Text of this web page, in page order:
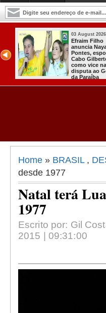
03 August 2026
Efraim Filho
anuncia
Pontes,
Cabo
como vice na
disputa ao
da Paraíba
Home » BRASIL,
desde 1977
Natal terá
1977
Escrito por: Gil
2015 | 09:31:00